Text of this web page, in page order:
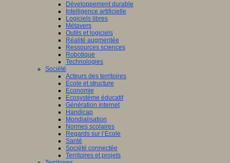
Développement durable
Intelligence artificielle
Logiciels libres
Métavers
Outils et logiciels
Réalité augmentée
Ressources sciences
Robotique
Technologies
Société
Acteurs des territoires
Ecole et structure
Economie
Ecosystème éducatif
Génération internet
Handicap
Mondialisation
Normes scolaires
Regards sur l’Ecole
Santé
Société connectée
Territoires et projets